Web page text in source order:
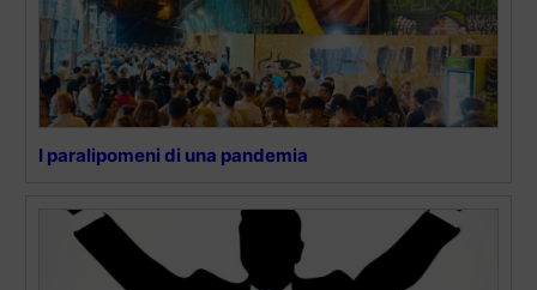
I paralipomeni di una pandemia